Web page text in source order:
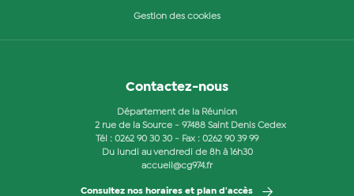
Gestion des cookies
Contactez-nous
Département de la Réunion
2 rue de la Source - 97488 Saint Denis Cedex
Tél : 0262 90 30 30 - Fax : 0262 90 39 99
Du lundi au vendredi de 8h à 16h30
accueil@cg974.fr
Consultez nos horaires et plan d'accès